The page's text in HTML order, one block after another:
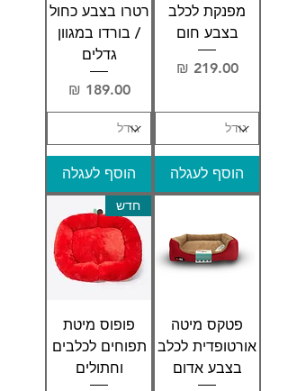
מפנקת לכלב
בצבע חום
מחיר‏219.00 ‏₪
הוסף לעגלה
רטרו בצבע כחול
/ בורדו במגוון
גדלים
מחיר‏189.00 ‏₪
הוסף לעגלה
פטקס מיטה
אורטופדית לכלב
בצבע אדום
חדש
פופוס מיטת
תפוחים לכלבים
וחתולים